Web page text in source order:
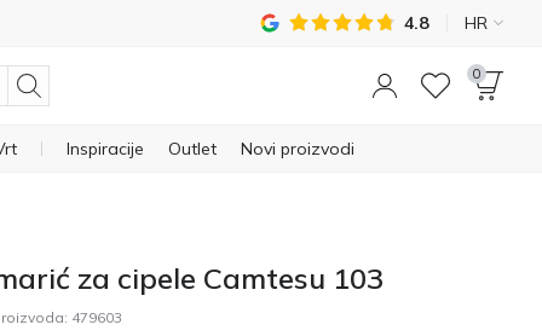
4.8 HR
0
Inspiracije Outlet Novi proizvodi
za cipele Camtesu 103
479603